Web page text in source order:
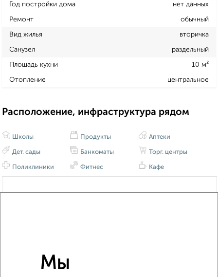
Год постройки дома нет данных
Ремонт обычный
Вид жилья вторичка
Санузел раздельный
Площадь кухни 10 м²
Отопление центральное
Расположение, инфраструктура рядом
Школы
Дет. сады
Поликлиники
Продукты
Банкоматы
Фитнес
Аптеки
Торг. центры
Кафе
Мы